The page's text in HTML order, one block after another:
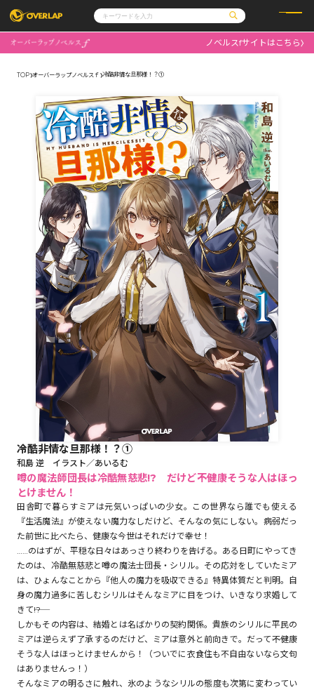
コミックガルド
コミッククリエ
その他
コミックエッセイ
ポケットモンスター
アニメ
ゲーム
通販・NEWS
OVERLAP STORE
オーバーラップ広報室
企業
会社概要
採用情報
アクセス
オーバーラップホールディングス
お問い合わせはこちら
オーバーラップ文庫
オーバーラップノベルス
オーバーラップノベルスf
ロサージュノベルス
コミックガルド
コミッククリエ
リキューレ
ノベルスfサイトはこちら
TOP オーバーラップノベルスｆ 冷酷非情な旦那様！？①
冷酷非情な旦那様！？①
和島 逆 イラスト／あいるむ
噂の魔法師団長は冷酷無慈悲!? だけど――不健康そうな人はほっ
とけません！
田舎町で暮らすミアは元気いっぱいの少女。この世界なら誰でも使える
『生活魔法』が使えない魔力なしだけど、そんなの気にしない。病弱だっ
た前世に比べたら、健康な今世はそれだけで幸せ！
……のはずが、平穏な日々はあっさり終わりを告げる。ある日町にやってき
たのは、冷酷無慈悲と噂の魔法士団長・シリル。その応対をしていたミア
は、ひょんなことから『他人の魔力を吸収できる』特異体質だと判明。自
身の魔力過多に苦しむシリルはそんなミアに目をつけ、いきなり求婚して
きて――!?
しかもその内容は、結婚とは名ばかりの契約関係。貴族のシリルに平民の
ミアは逆らえず了承するのだけど、ミアは意外と前向きで。だって――不健康
そうな人はほっとけませんから！（ついでに衣食住も不自由ないなら文句
はありませんっ！）
そんなミアの明るさに触れ、氷のようなシリルの態度も次第に変わってい